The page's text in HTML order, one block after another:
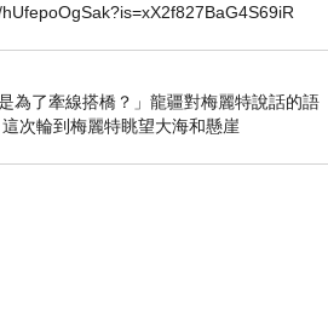
為了牽線搭橋？」龍疆對梅麗特說話的語
次輪到梅麗特眺望大海和懸崖